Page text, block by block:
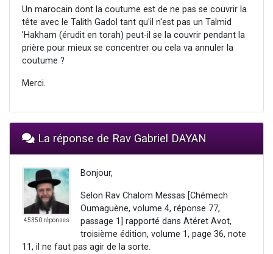
Un marocain dont la coutume est de ne pas se couvrir la
tête avec le Talith Gadol tant qu'il n'est pas un Talmid
'Hakham (érudit en torah) peut-il se la couvrir pendant la
prière pour mieux se concentrer ou cela va annuler la
coutume ?
Merci.
La réponse de Rav Gabriel DAYAN
45350 réponses
Bonjour,
Selon Rav Chalom Messas [Chémech
Oumaguène, volume 4, réponse 77,
passage 1] rapporté dans Atéret Avot,
troisième édition, volume 1, page 36, note
11, il ne faut pas agir de la sorte.